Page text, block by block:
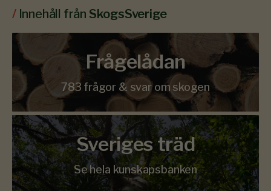
/ Innehåll från SkogsSverige
Frågelådan
783 frågor & svar om skogen
Sveriges träd
Se hela kunskapsbanken